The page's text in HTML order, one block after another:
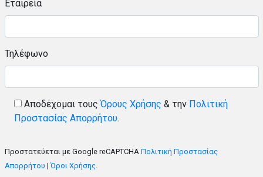
Εταιρεία
Τηλέφωνο
Αποδέχομαι τουςΌρους Χρήσης & την Πολιτική
Προστασίας Απορρήτου.
Προστατεύεται με Google reCAPTCHA Πολιτική Προστασίας
Απορρήτου | Όροι Χρήσης.